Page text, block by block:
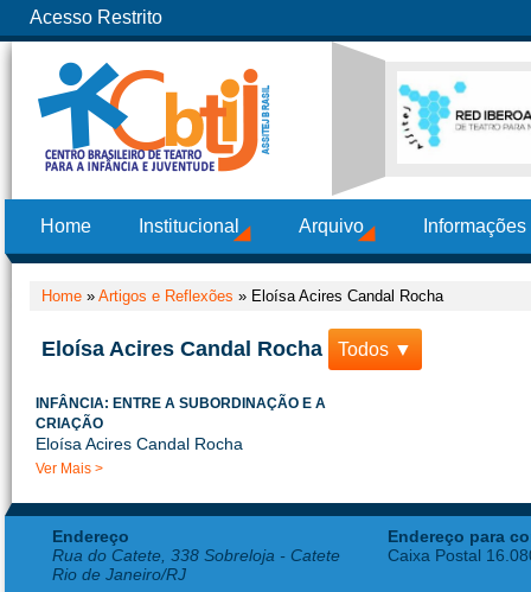
Acesso Restrito
Home Institucional Arquivo
Home » Artigos e Reflexões » Eloísa Acires Candal Rocha
Eloísa Acires Candal Rocha Todos ▼
INFÂNCIA: ENTRE A SUBORDINAÇÃO E A
CRIAÇÃO
Eloísa Acires Candal Rocha
Ver Mais >
Endereço
Rua do Catete, 338 Sobreloja - Catete
Rio de Janeiro/RJ
Endereço para
Caixa Postal